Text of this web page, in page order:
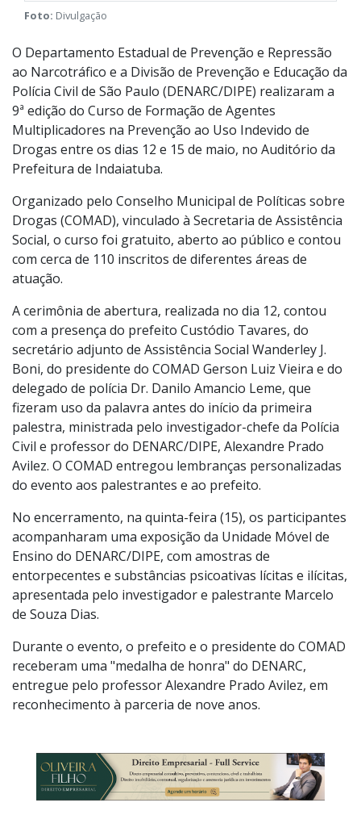
Divulgação
O Departamento Estadual de Prevenção e Repressão
ao Narcotráfico e a Divisão de Prevenção e Educação da
Polícia Civil de São Paulo (DENARC/DIPE) realizaram a
9ª edição do Curso de Formação de Agentes
Multiplicadores na Prevenção ao Uso Indevido de
Drogas entre os dias 12 e 15 de maio, no Auditório da
Organizado pelo Conselho Municipal de Políticas sobre
Drogas (COMAD), vinculado à Secretaria de Assistência
Social, o curso foi gratuito, aberto ao público e contou
com cerca de 110 inscritos de diferentes áreas de
atuação.
A cerimônia de abertura, realizada no dia 12, contou
com a presença do prefeito Custódio Tavares, do
secretário adjunto de Assistência Social Wanderley J.
Boni, do presidente do COMAD Gerson Luiz Vieira e do
delegado de polícia Dr. Danilo Amancio Leme, que
fizeram uso da palavra antes do início da primeira
palestra, ministrada pelo investigador-chefe da Polícia
Civil e professor do DENARC/DIPE, Alexandre Prado
Avilez. O COMAD entregou lembranças personalizadas
do evento aos palestrantes e ao prefeito.
No encerramento, na quinta-feira (15), os participantes
acompanharam uma exposição da Unidade Móvel de
Ensino do DENARC/DIPE, com amostras de
entorpecentes e substâncias psicoativas lícitas e ilícitas,
apresentada pelo investigador e palestrante Marcelo
Durante o evento, o prefeito e o presidente do COMAD
receberam uma "medalha de honra" do DENARC,
entregue pelo professor Alexandre Prado Avilez, em
reconhecimento à parceria de nove anos.